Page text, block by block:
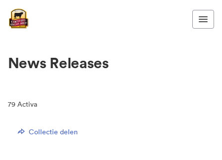
News Releases
79 Activa
Collectie delen